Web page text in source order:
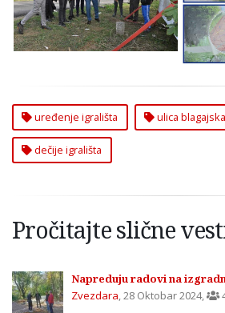
igrališta u Blagajskoj
uređenje igrališta ulica blagajska
dečije igrališta
Pročitajte slične
Napreduju radovi na
Zvezdara 28 Oktobar 2024,